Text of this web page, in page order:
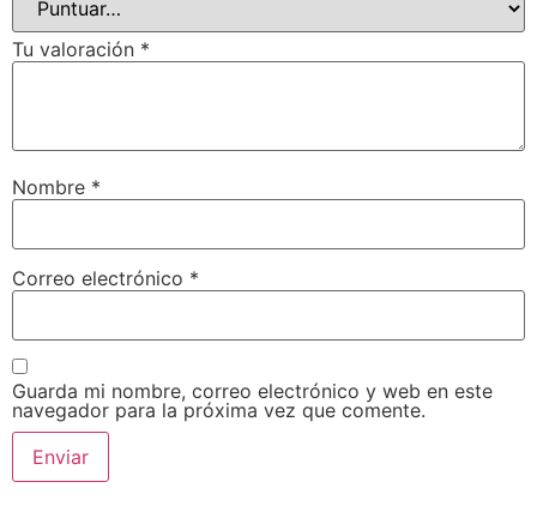
Tu valoración *
Nombre *
Correo electrónico *
Guarda mi nombre, correo electrónico y web en este
navegador para la próxima vez que comente.